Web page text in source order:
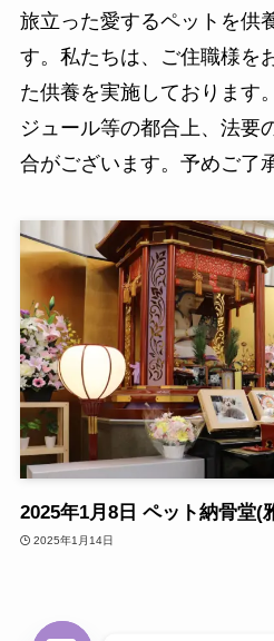
旅立った愛するペットを供
す。私たちは、ご住職様を
た供養を実施しております
ジュール等の都合上、法要
合がございます。予めご了
2025年1月8日 ペット納骨堂(
2025年1月14日